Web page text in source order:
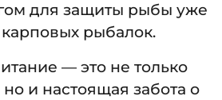
для защиты рыбы уже
рыбалок.
— это не только
и настоящая забота о